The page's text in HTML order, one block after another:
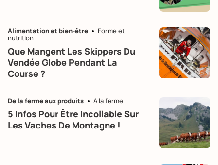
Alimentation et bien-être
Forme et
nutrition
Que Mangent Les Skippers Du
Vendée Globe Pendant La
Course ?
De la ferme aux produits A la ferme
5 Infos Pour Être Incollable Sur
Les Vaches De Montagne !